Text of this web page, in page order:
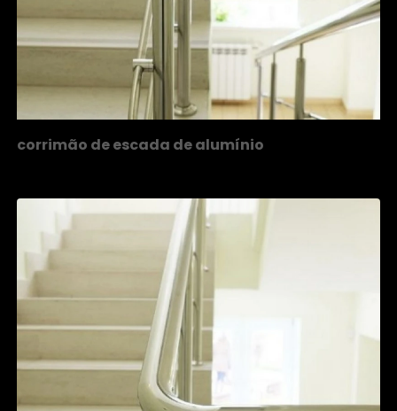
corrimão de escada de alumínio